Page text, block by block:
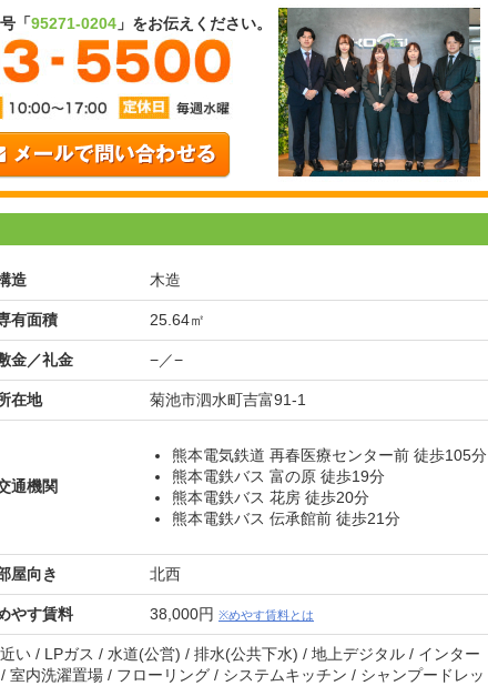
「95271-0204 」をお伝えください。
造 木造
有面積 25.64㎡
金／礼金 −／−
在地 菊池市泗水町吉富91-1
通機関
熊本電気鉄道 再春医療センター前 徒歩105分
熊本電鉄バス 富の原 徒歩19分
熊本電鉄バス 花房 徒歩20分
熊本電鉄バス 伝承館前 徒歩21分
屋向き 北西
やす賃料 38,000円 ※めやす賃料とは
い / LPガス / 水道(公営) / 排水(公共下水) / 地上デジタル / インター
内洗濯置場 / フローリング / システムキッチン / シャンプードレッ